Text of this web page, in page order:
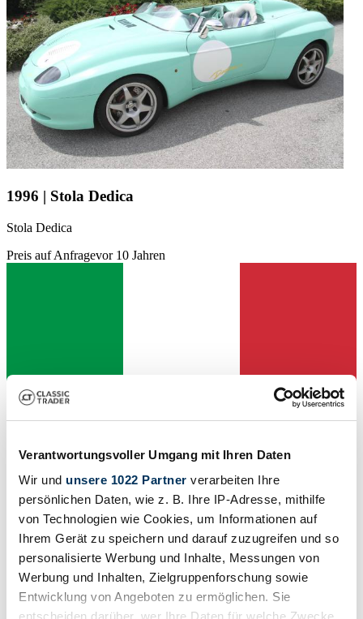
Verantwortungsvoller Umgang mit Ihren Daten
Wir und unsere 1022 Partner verarbeiten Ihre
persönlichen Daten, wie z. B. Ihre IP-Adresse, mithilfe
von Technologien wie Cookies, um Informationen auf
Ihrem Gerät zu speichern und darauf zuzugreifen und so
personalisierte Werbung und Inhalte, Messungen von
Werbung und Inhalten, Zielgruppenforschung sowie
Entwicklung von Angeboten zu ermöglichen. Sie
entscheiden darüber, wer Ihre Daten für welche Zwecke
1996 | Stola Dedica
Stola Dedica
Preis auf Anfragevor 10 Jahren
Händler
Karosserieform
Cabriolet (Roadster)
Tachostand (abgelesen)
50 000 km
Leistung (kW/PS)